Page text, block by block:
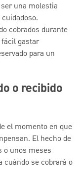
una molestia
cobrados durante
gastar
para un
o recibido
el momento en que
El hecho de
o unos meses
cuándo se cobrará o